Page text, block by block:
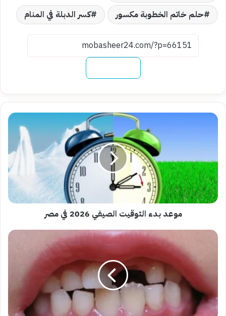
حلم خاتم الخطوبة مكسور
كسر الدبلة في المنام
موعد
2026
في
مصر
موعد بدء التوقيت الصيفي 2026 في مصر
تفسير
الأسنان
في
اليد
بدون
ألم